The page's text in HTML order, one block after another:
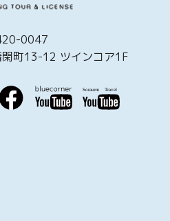
0047
町13-12 ツインコア1F